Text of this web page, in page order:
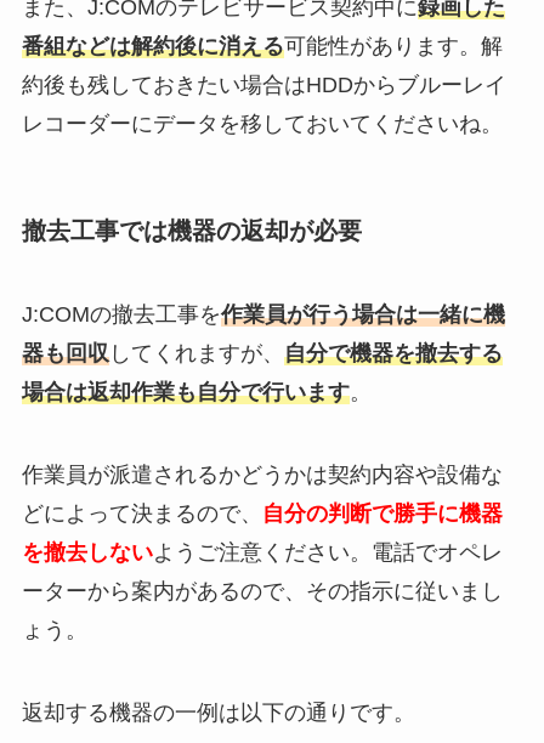
また、J:COMのテレビサービス契約中に録画した
番組などは解約後に消える可能性があります。解
約後も残しておきたい場合はHDDからブルーレイ
レコーダーにデータを移しておいてくださいね。
撤去工事では機器の返却が必要
J:COMの撤去工事を作業員が行う場合は一緒に機
器も回収してくれますが、 自分で機器を撤去する
場合は返却作業も自分で行います。
作業員が派遣されるかどうかは契約内容や設備な
どによって決まるので、
自分の判断で勝手に機器
を撤去しないようご注意ください。電話でオペレ
ーターから案内があるので、その指示に従いまし
ょう。
返却する機器の一例は以下の通りです。